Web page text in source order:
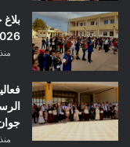
2027
جوان